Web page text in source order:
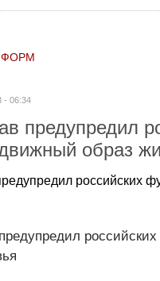
- 06:34
предупредил
образ
российских